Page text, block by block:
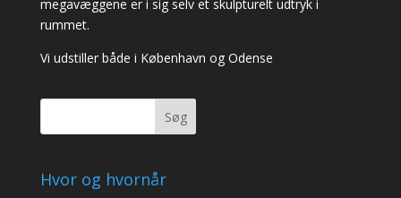
megavæggene er i sig selv et skulpturelt udtryk i
rummet.
Vi udstiller både i København og Odense
Søg
Hvor og hvornår